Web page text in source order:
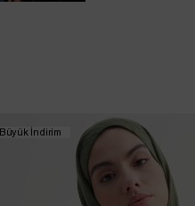
Büyük İndirim